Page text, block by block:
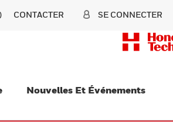
CONTACTER SE CONNECTER
Nouvelles Et Événements